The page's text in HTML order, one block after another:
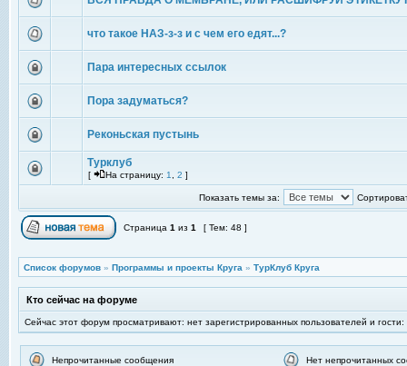
что такое НАЗ-з-з и с чем его едят...?
Пара интересных ссылок
Пора задуматься?
Реконьская пустынь
Турклуб
[ На страницу: 1 2 ]
Показать темы за:
Страница 1 из 1 [ Тем: 48 ]
Список форумов » Программы и проекты Круга » ТурКлуб Круга
Кто сейчас на форуме
Сейчас этот форум просматривают: нет зарегистрированных пользователей и гости:
Непрочитанные сообщения Нет непрочитанных